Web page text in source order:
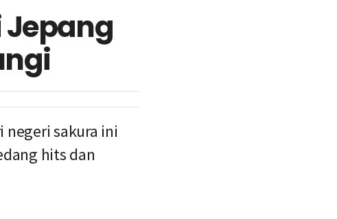
Jepang
negeri sakura ini
hits dan